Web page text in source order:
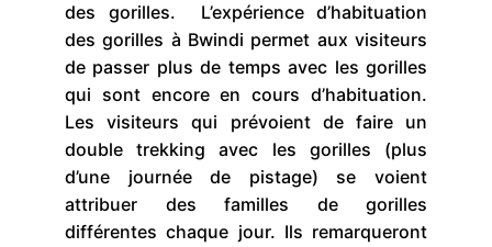
des gorilles. L’expérience d’habituation
des gorilles à Bwindi permet aux visiteurs
de passer plus de temps avec les gorilles
qui sont encore en cours d’habituation.
Les visiteurs qui prévoient de faire un
double trekking avec les gorilles (plus
d’une journée de pistage) se voient
attribuer des familles de gorilles
différentes chaque jour. Ils remarqueront